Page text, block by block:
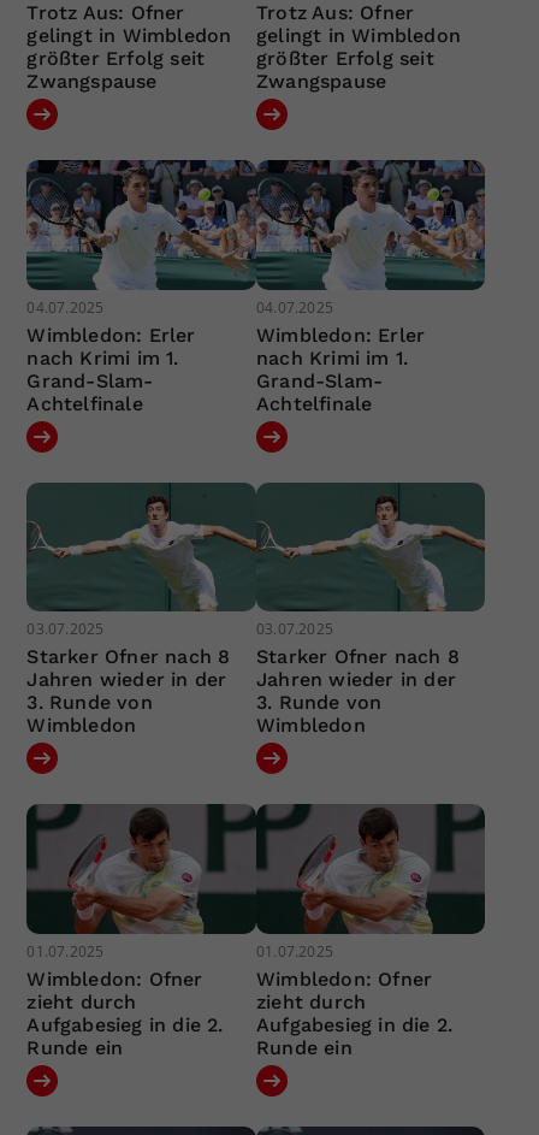
Trotz Aus: Ofner
gelingt in Wimbledon
größter Erfolg seit
Zwangspause
Trotz Aus: Ofner
gelingt in Wimbledon
größter Erfolg seit
Zwangspause
04.07.2025
Wimbledon: Erler
nach Krimi im 1.
Grand-Slam-
Achtelfinale
04.07.2025
Wimbledon: Erler
nach Krimi im 1.
Grand-Slam-
Achtelfinale
03.07.2025
Starker Ofner nach 8
Jahren wieder in der
3. Runde von
Wimbledon
03.07.2025
Starker Ofner nach 8
Jahren wieder in der
3. Runde von
Wimbledon
01.07.2025
Wimbledon: Ofner
zieht durch
Aufgabesieg in die 2.
Runde ein
01.07.2025
Wimbledon: Ofner
zieht durch
Aufgabesieg in die 2.
Runde ein